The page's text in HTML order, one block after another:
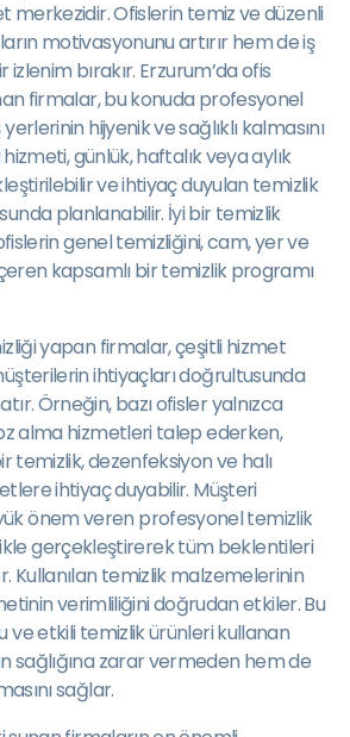
merkezidir. Ofislerin temiz ve düzenli
motivasyonunu artırır hem de iş
bırakır. Erzurum’da ofis
firmalar, bu konuda profesyonel
hijyenik ve sağlıklı kalmasını
günlük, haftalık veya aylık
ve ihtiyaç duyulan temizlik
planlanabilir. İyi bir temizlik
genel temizliğini, cam, yer ve
kapsamlı bir temizlik programı
yapan firmalar, çeşitli hizmet
ihtiyaçları doğrultusunda
Örneğin, bazı ofisler yalnızca
alma hizmetleri talep ederken,
temizlik, dezenfeksiyon ve halı
ihtiyaç duyabilir. Müşteri
önem veren profesyonel temizlik
gerçekleştirerek tüm beklentileri
Kullanılan temizlik malzemelerinin
verimliliğini doğrudan etkiler. Bu
ve etkili temizlik ürünleri kullanan
sağlığına zarar vermeden hem de
sağlar.